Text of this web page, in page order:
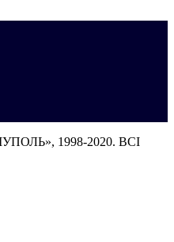
1998-2020. ВСІ